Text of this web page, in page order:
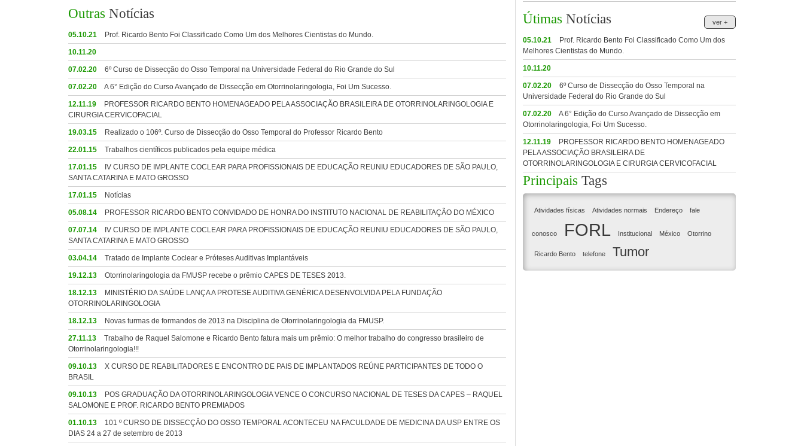
Outras Notícias
05.10.21 Prof. Ricardo Bento Foi Classificado Como Um dos Melhores Cientistas do Mundo.
10.11.20
07.02.20 6º Curso de Dissecção do Osso Temporal na Universidade Federal do Rio Grande do Sul
07.02.20 A 6° Edição do Curso Avançado de Dissecção em Otorrinolaringologia, Foi Um Sucesso.
12.11.19
PROFESSOR RICARDO BENTO HOMENAGEADO PELA ASSOCIAÇÃO BRASILEIRA DE OTORRINOLARINGOLOGIA E
CIRURGIA CERVICOFACIAL
19.03.15 Realizado o 106º. Curso de Dissecção do Osso Temporal do Professor Ricardo Bento
22.01.15 Trabalhos científicos publicados pela equipe médica
17.01.15
IV CURSO DE IMPLANTE COCLEAR PARA PROFISSIONAIS DE EDUCAÇÃO REUNIU EDUCADORES DE SÃO PAULO,
SANTA CATARINA E MATO GROSSO
17.01.15 Notícias
05.08.14 PROFESSOR RICARDO BENTO CONVIDADO DE HONRA DO INSTITUTO NACIONAL DE REABILITAÇÃO DO MÉXICO
07.07.14
IV CURSO DE IMPLANTE COCLEAR PARA PROFISSIONAIS DE EDUCAÇÃO REUNIU EDUCADORES DE SÃO PAULO,
SANTA CATARINA E MATO GROSSO
03.04.14 Tratado de Implante Coclear e Próteses Auditivas Implantáveis
19.12.13 Otorrinolaringologia da FMUSP recebe o prêmio CAPES DE TESES 2013.
18.12.13
MINISTÉRIO DA SAÚDE LANÇA A PROTESE AUDITIVA GENÉRICA DESENVOLVIDA PELA FUNDAÇÃO
OTORRINOLARINGOLOGIA
18.12.13 Novas turmas de formandos de 2013 na Disciplina de Otorrinolaringologia da FMUSP.
27.11.13
Trabalho de Raquel Salomone e Ricardo Bento fatura mais um prêmio: O melhor trabalho do congresso brasileiro de
Otorrinolaringologia!!!
09.10.13
X CURSO DE REABILITADORES E ENCONTRO DE PAIS DE IMPLANTADOS REÚNE PARTICIPANTES DE TODO O
BRASIL
09.10.13
POS GRADUAÇÃO DA OTORRINOLARINGOLOGIA VENCE O CONCURSO NACIONAL DE TESES DA CAPES – RAQUEL
SALOMONE E PROF. RICARDO BENTO PREMIADOS
01.10.13
101 º CURSO DE DISSECÇÃO DO OSSO TEMPORAL ACONTECEU NA FACULDADE DE MEDICINA DA USP ENTRE OS
DIAS 24 a 27 de setembro de 2013
ver +
Útimas Notícias
05.10.21
Prof. Ricardo Bento Foi Classificado Como Um dos
Melhores Cientistas do Mundo.
10.11.20
07.02.20
6º Curso de Dissecção do Osso Temporal na
Universidade Federal do Rio Grande do Sul
07.02.20
A 6° Edição do Curso Avançado de Dissecção em
Otorrinolaringologia, Foi Um Sucesso.
12.11.19
PROFESSOR RICARDO BENTO HOMENAGEADO
PELA ASSOCIAÇÃO BRASILEIRA DE
OTORRINOLARINGOLOGIA E CIRURGIA CERVICOFACIAL
Principais Tags
Atividades físicas Atividades normais Endereço fale
conosco FORL Institucional México Otorrino
Ricardo Bento telefone Tumor